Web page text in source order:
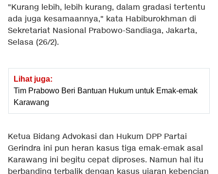
"Kurang lebih, lebih kurang, dalam gradasi tertentu
ada juga kesamaannya," kata Habiburokhman di
Sekretariat Nasional Prabowo-Sandiaga, Jakarta,
Selasa (26/2).
Lihat juga:
Tim Prabowo Beri Bantuan Hukum untuk Emak-emak
Karawang
Ketua Bidang Advokasi dan Hukum DPP Partai
Gerindra ini pun heran kasus tiga emak-emak asal
Karawang ini begitu cepat diproses. Namun hal itu
berbanding terbalik dengan kasus ujaran kebencian